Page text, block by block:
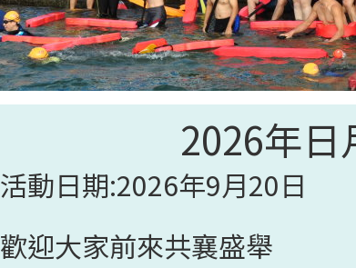
2026年
活動日期:2026年9月20日
歡迎大家前來共襄盛舉